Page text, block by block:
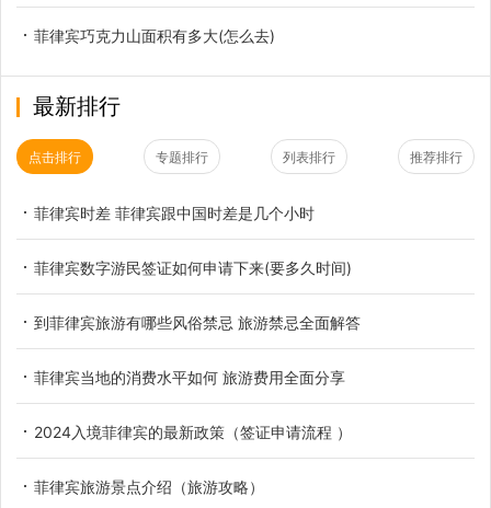
菲律宾巧克力山面积有多大(怎么去)
最新排行
点击排行 专题排行 列表排行 推荐排行
菲律宾时差 菲律宾跟中国时差是几个小时
菲律宾数字游民签证如何申请下来(要多久时间)
到菲律宾旅游有哪些风俗禁忌 旅游禁忌全面解答
菲律宾当地的消费水平如何 旅游费用全面分享
2024入境菲律宾的最新政策（签证申请流程 ）
菲律宾旅游景点介绍（旅游攻略）